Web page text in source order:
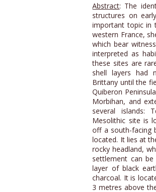
Abstract: The
structures on
important topic in
western France,
which bear
interpreted as
these sites are
shell layers had
Brittany until the
Quiberon
Morbihan, and
several islands:
Mesolithic site is
off a south-facing
located. It lies at
rocky headland,
settlement can
layer of black
charcoal. It is
3 metres above